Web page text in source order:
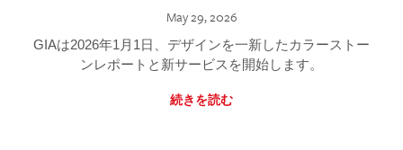
May 29, 2026
GIAは2026年1月1日、デザインを一新したカラーストー
ンレポートと新サービスを開始します。
続きを読む